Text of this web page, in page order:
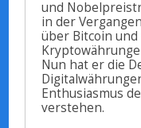
und
in der
über Bitcoin
Nun hat er die
Enthusiasmus
verstehen.